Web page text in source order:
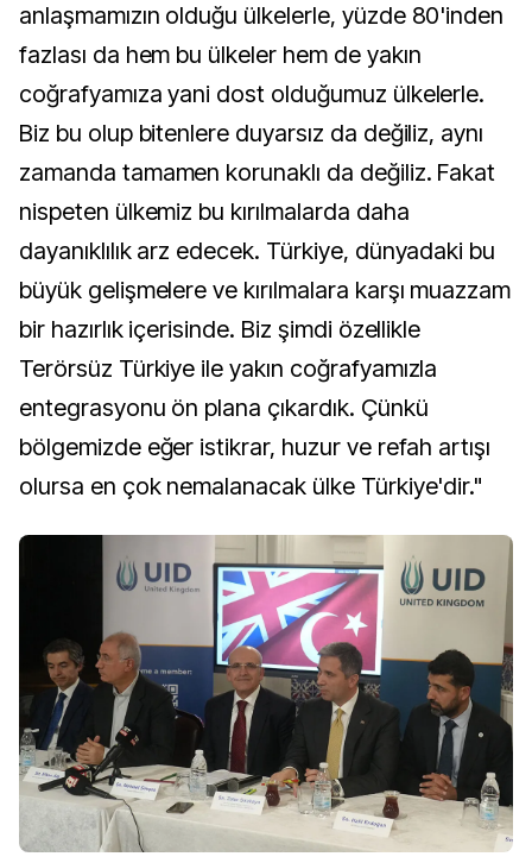
anlaşmamızın olduğu ülkelerle, yüzde 80'inden
fazlası da hem bu ülkeler hem de yakın
coğrafyamıza yani dost olduğumuz ülkelerle.
Biz bu olup bitenlere duyarsız da değiliz, aynı
zamanda tamamen korunaklı da değiliz. Fakat
nispeten ülkemiz bu kırılmalarda daha
dayanıklılık arz edecek. Türkiye, dünyadaki bu
büyük gelişmelere ve kırılmalara karşı muazzam
bir hazırlık içerisinde. Biz şimdi özellikle
Terörsüz Türkiye ile yakın coğrafyamızla
entegrasyonu ön plana çıkardık. Çünkü
bölgemizde eğer istikrar, huzur ve refah artışı
olursa en çok nemalanacak ülke Türkiye'dir."